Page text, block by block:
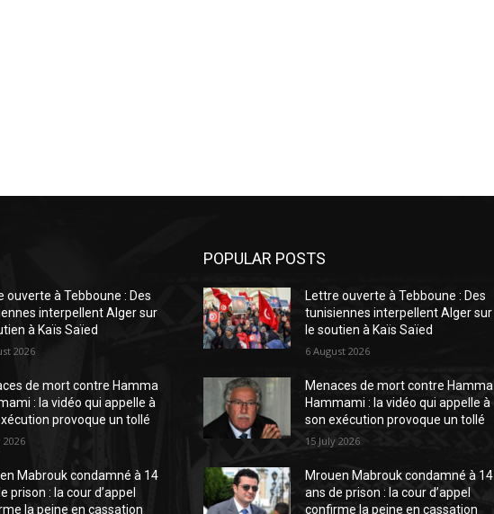
ouverte à Tebboune : Des
interpellent Alger sur
à Kaïs Saïed
2026
de mort contre Hamma
: la vidéo qui appelle à
provoque un tollé
2026
Mabrouk condamné à 14
prison : la cour d’appel
la peine en cassation
POPULAR POSTS
Lettre ouverte à Tebboune : Des
tunisiennes interpellent Alger sur
le soutien à Kaïs Saïed
6 August 2026
Menaces de mort contre Hamma
Hammami : la vidéo qui appelle à
son exécution provoque un tollé
15 July 2026
Mrouen Mabrouk condamné à 14
ans de prison : la cour d’appel
confirme la peine en cassation